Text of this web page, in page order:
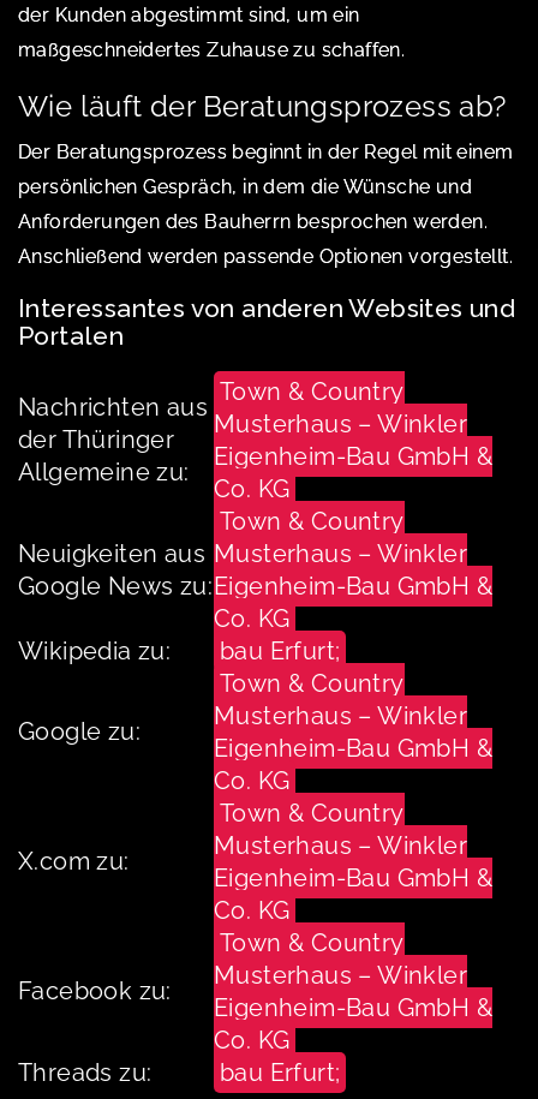
der Kunden abgestimmt sind, um ein
maßgeschneidertes Zuhause zu schaffen.
Wie läuft der Beratungsprozess ab?
Der Beratungsprozess beginnt in der Regel mit einem
persönlichen Gespräch, in dem die Wünsche und
Anforderungen des Bauherrn besprochen werden.
Anschließend werden passende Optionen vorgestellt.
Interessantes von anderen Websites und
Portalen
Nachrichten aus
der Thüringer
Allgemeine zu:
Town & Country
Musterhaus – Winkler
Eigenheim-Bau GmbH &
Co. KG
Neuigkeiten aus
Google News zu:
Town & Country
Musterhaus – Winkler
Eigenheim-Bau GmbH &
Co. KG
Wikipedia zu:
bau Erfurt;
Google zu:
Town & Country
Musterhaus – Winkler
Eigenheim-Bau GmbH &
Co. KG
X.com zu:
Town & Country
Musterhaus – Winkler
Eigenheim-Bau GmbH &
Co. KG
Facebook zu:
Town & Country
Musterhaus – Winkler
Eigenheim-Bau GmbH &
Co. KG
Threads zu:
bau Erfurt;